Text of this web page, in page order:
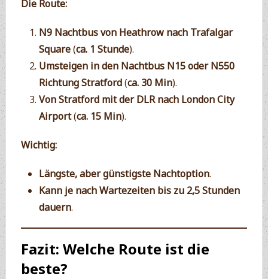
Die Route:
N9 Nachtbus von Heathrow nach Trafalgar
Square(ca. 1 Stunde).
Umsteigen in den Nachtbus N15 oder N550
Richtung Stratford(ca. 30 Min).
Von Stratford mit der DLR nach London City
Airport(ca. 15 Min).
Wichtig:
Längste, aber günstigste Nachtoption.
Kann je nach Wartezeiten bis zu 2,5 Stunden
dauern.
Fazit: Welche Route ist die
beste?